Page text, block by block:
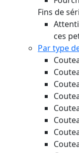
Fins de
ces
Par type